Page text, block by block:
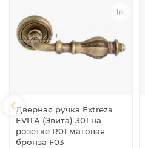
Дверная ручка Extreza
EVITA (Эвита) 301 на
розетке R01 матовая
бронза F03